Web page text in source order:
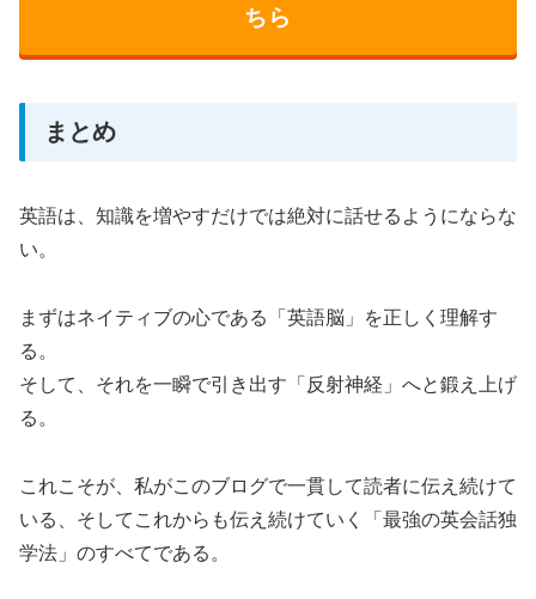
ちら
まとめ
英語は、知識を増やすだけでは絶対に話せるようにならな
い。
まずはネイティブの心である「英語脳」を正しく理解す
る。
そして、それを一瞬で引き出す「反射神経」へと鍛え上げ
る。
これこそが、私がこのブログで一貫して読者に伝え続けて
いる、そしてこれからも伝え続けていく「最強の英会話独
学法」のすべてである。